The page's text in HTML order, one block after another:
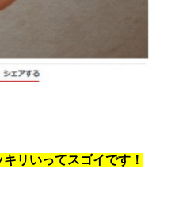
リいってスゴイです！